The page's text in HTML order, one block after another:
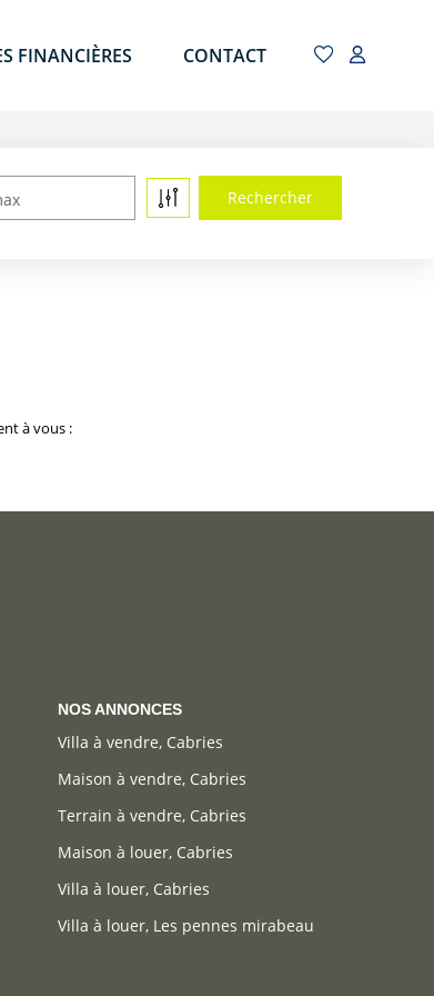
FINANCIÈRES CONTACT
à vous :
NOS ANNONCES
Villa à vendre, Cabries
Maison à vendre, Cabries
Terrain à vendre, Cabries
Maison à louer, Cabries
Villa à louer, Cabries
Villa à louer, Les pennes mirabeau